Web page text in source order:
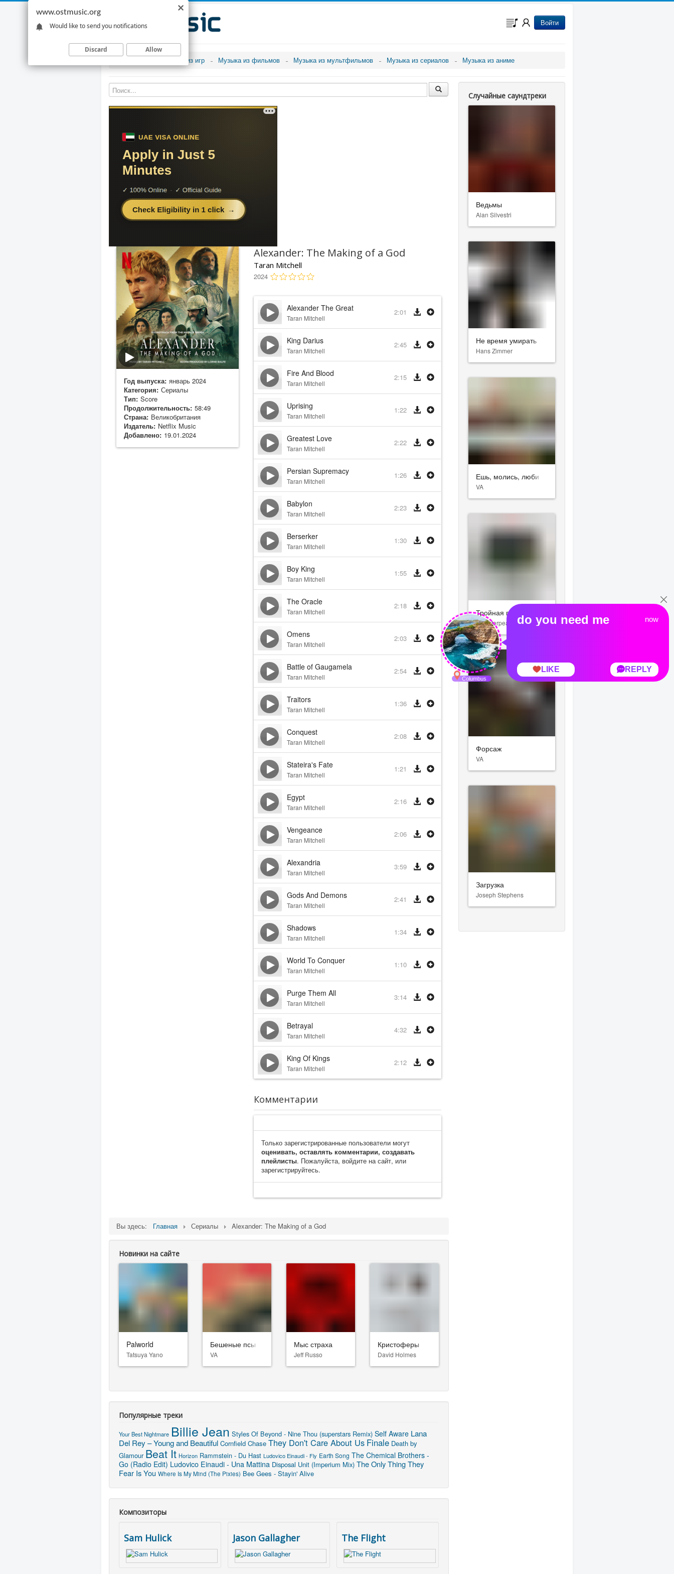
Войти
Музыка из игр Музыка из фильмов Музыка из мультфильмов Музыка из сериалов Музыка из аниме
Год выпуска: январь 2024
Категория: Сериалы
Тип: Score
Продолжительность: 58:49
Страна: Великобритания
Издатель: Netflix Music
Добавлено: 19.01.2024
Alexander: The Making of a God
Taran Mitchell
2024
Alexander The Great
Taran Mitchell
2:01
King Darius
Taran Mitchell
2:45
Fire And Blood
Taran Mitchell
2:15
Uprising
Taran Mitchell
1:22
Greatest Love
Taran Mitchell
2:22
Persian Supremacy
Taran Mitchell
1:26
Babylon
Taran Mitchell
2:23
Berserker
Taran Mitchell
1:30
Boy King
Taran Mitchell
1:55
The Oracle
Taran Mitchell
2:18
Omens
Taran Mitchell
2:03
Battle of Gaugamela
Taran Mitchell
2:54
Traitors
Taran Mitchell
1:36
Conquest
Taran Mitchell
2:08
Stateira's Fate
Taran Mitchell
1:21
Egypt
Taran Mitchell
2:16
Vengeance
Taran Mitchell
2:06
Alexandria
Taran Mitchell
3:59
Gods And Demons
Taran Mitchell
2:41
Shadows
Taran Mitchell
1:34
World To Conquer
Taran Mitchell
1:10
Purge Them All
Taran Mitchell
3:14
Betrayal
Taran Mitchell
4:32
King Of Kings
Taran Mitchell
2:12
Комментарии
Только зарегистрированные пользователи могут
оценивать, оставлять комментарии, создавать
плейлисты. Пожалуйста, войдите на сайт, или
зарегистрируйтесь.
Вы здесь: Главная Сериалы Alexander: The Making of a God
Новинки на сайте
Palworld
Tatsuya Yano
Бешеные псы
VA
Мыс страха
Jeff Russo
Кристоферы
David Holmes
Популярные треки
Your Best Nightmare Billie Jean Styles Of Beyond - Nine Thou (superstars Remix) Self Aware Lana
Del Rey – Young and Beautiful Cornfield Chase They Don't Care About Us Finale Death by
Glamour Beat It Horizon Rammstein - Du Hast Ludovico Einaudi - Fly Earth Song The Chemical Brothers -
Go (Radio Edit) Ludovico Einaudi - Una Mattina Disposal Unit (Imperium Mix) The Only Thing They
Fear Is You Where Is My Mind (The Pixies) Bee Gees - Stayin' Alive
Композиторы
Sam Hulick Jason Gallagher The Flight
Случайные саундтреки
Ведьмы
Alan Silvestri
Не время умирать
Hans Zimmer
Ешь, молись, люби
VA
Тройная граница
Disasterpeace (Rich Vreeland)
Форсаж
VA
Загрузка
Joseph Stephens
www.ostmusic.org
Would like to send you notifications
Discard Allow